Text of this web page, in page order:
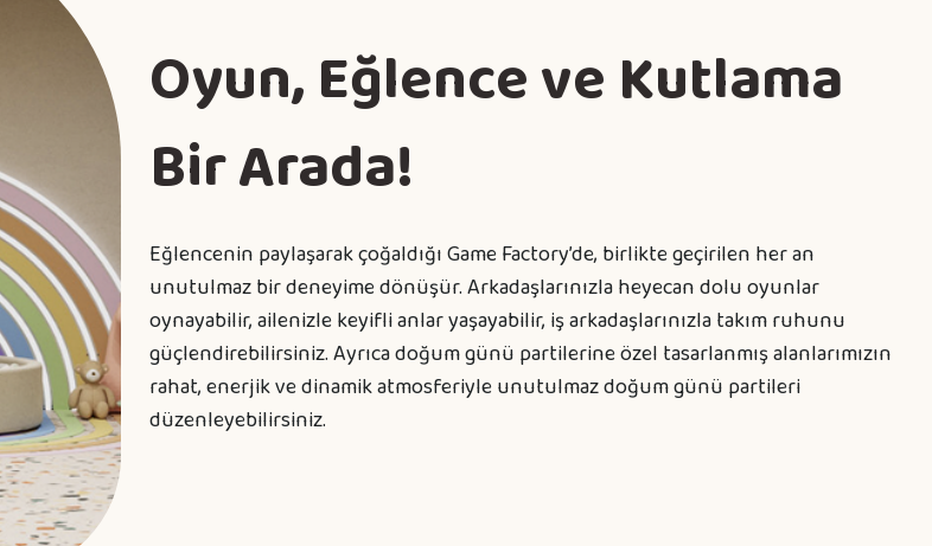
Oyun, Eğlence ve Kutlama
Bir Arada!
Eğlencenin paylaşarak çoğaldığı Game Factory’de, birlikte geçirilen her an
unutulmaz bir deneyime dönüşür. Arkadaşlarınızla heyecan dolu oyunlar
oynayabilir, ailenizle keyifli anlar yaşayabilir, iş arkadaşlarınızla takım ruhunu
güçlendirebilirsiniz. Ayrıca doğum günü partilerine özel tasarlanmış alanlarımızın
rahat, enerjik ve dinamik atmosferiyle unutulmaz doğum günü partileri
düzenleyebilirsiniz.